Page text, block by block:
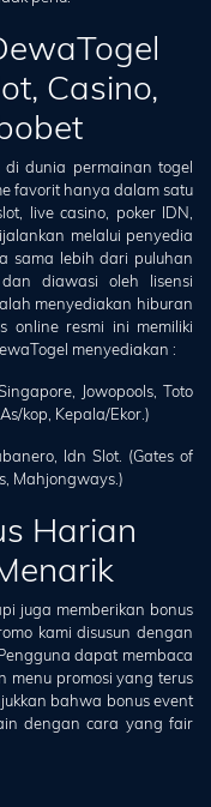
Casino,
dunia permainan togel
favorit hanya dalam satu
live casino, poker IDN,
melalui penyedia
sama lebih dari puluhan
diawasi oleh lisensi
menyediakan hiburan
online resmi ini memiliki
menyediakan :
Jowopools, Toto
kop, Kepala/Ekor.)
Idn Slot. (Gates of
Mahjongways.)
Harian
juga memberikan bonus
kami disusun dengan
dapat membaca
menu promosi yang terus
bahwa bonus event
dengan cara yang fair